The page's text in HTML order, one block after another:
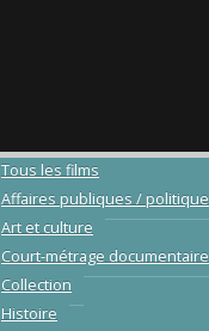
Tous les films
Affaires publiques / politique
Art et culture
Court-métrage documentaire
Collection
Histoire